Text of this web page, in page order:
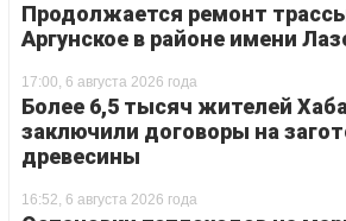
Продолжается ремонт
Аргунское в районе имени
17:00, 6 августа 2026 года
Более 6,5 тысяч жителей
заключили договоры на
древесины
16:52, 6 августа 2026 года